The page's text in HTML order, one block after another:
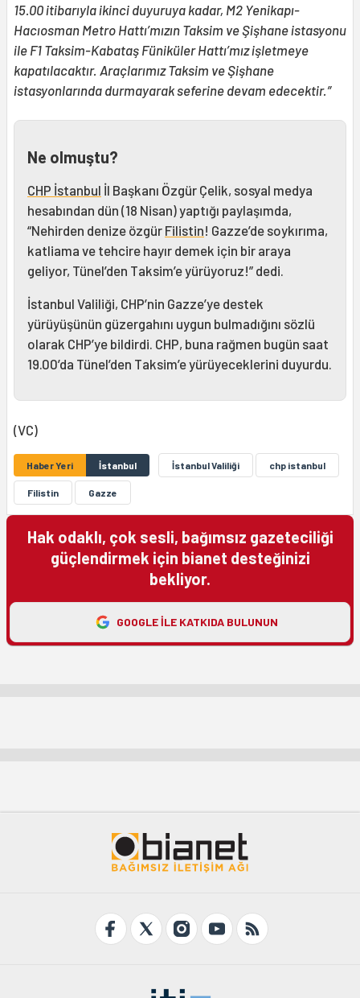
15.00 itibarıyla ikinci duyuruya kadar, M2 Yenikapı-
Hacıosman Metro Hattı’mızın Taksim ve Şişhane istasyonu
ile ⁠F1 Taksim-Kabataş Füniküler Hattı’mız işletmeye
kapatılacaktır. Araçlarımız Taksim ve Şişhane
istasyonlarında durmayarak seferine devam edecektir.”
Ne olmuştu?
CHP İstanbul İl Başkanı Özgür Çelik, sosyal medya
hesabından dün (18 Nisan) yaptığı paylaşımda,
“Nehirden denize özgür Filistin! Gazze’de soykırıma,
katliama ve tehcire hayır demek için bir araya
geliyor, Tünel’den Taksim’e yürüyoruz!” dedi.
İstanbul Valiliği, CHP’nin Gazze’ye destek
yürüyüşünün güzergahını uygun bulmadığını sözlü
olarak CHP’ye bildirdi. CHP, buna rağmen bugün saat
19.00’da Tünel’den Taksim’e yürüyeceklerini duyurdu.
(VC)
Haber Yeri İstanbul İstanbul Valiliği chp istanbul
Filistin Gazze
Hak odaklı, çok sesli, bağımsız gazeteciliği
güçlendirmek için bianet desteğinizi
bekliyor.
GOOGLE ILE KATKIDA BULUNUN